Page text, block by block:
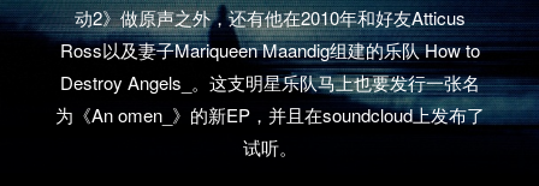
动2》做原声之外，还有他在2010年和好友Atticus
Ross以及妻子Mariqueen Maandig组建的乐队 How to
Destroy Angels_。这支明星乐队马上也要发行一张名
为《An omen_》的新EP，并且在soundcloud上发布了
试听。